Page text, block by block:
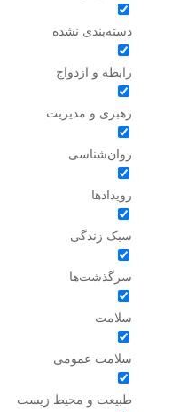
دسته‌بندی نشده
رابطه و ازدواج
رهبری و مدیریت
روان‌شناسی
رویدادها
سبک زندگی
سرگذشت‌ها
سلامت
سلامت عمومی
طبیعت و محیط زیست